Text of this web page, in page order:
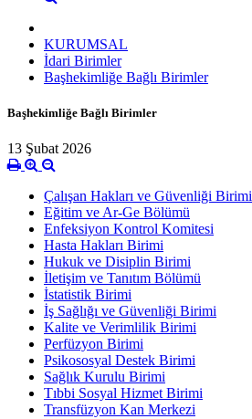
KURUMSAL
İdari Birimler
Başhekimliğe Bağlı Birimler
Başhekimliğe Bağlı Birimler
13 Şubat 2026
Çalışan Hakları ve Güvenliği Birimi
Eğitim ve Ar-Ge Bölümü
Enfeksiyon Kontrol Komitesi
Hasta Hakları Birimi
Hukuk ve Disiplin Birimi
İletişim ve Tanıtım Bölümü
İstatistik Birimi
İş Sağlığı ve Güvenliği Birimi
Kalite ve Verimlilik Birimi
Perfüzyon Birimi
Psikososyal Destek Birimi
Sağlık Kurulu Birimi
Tıbbi Sosyal Hizmet Birimi
Transfüzyon Kan Merkezi